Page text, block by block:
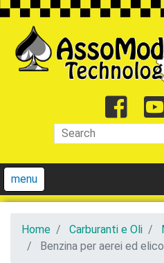
menu
Home Carburanti e Oli
Benzina per aerei ed